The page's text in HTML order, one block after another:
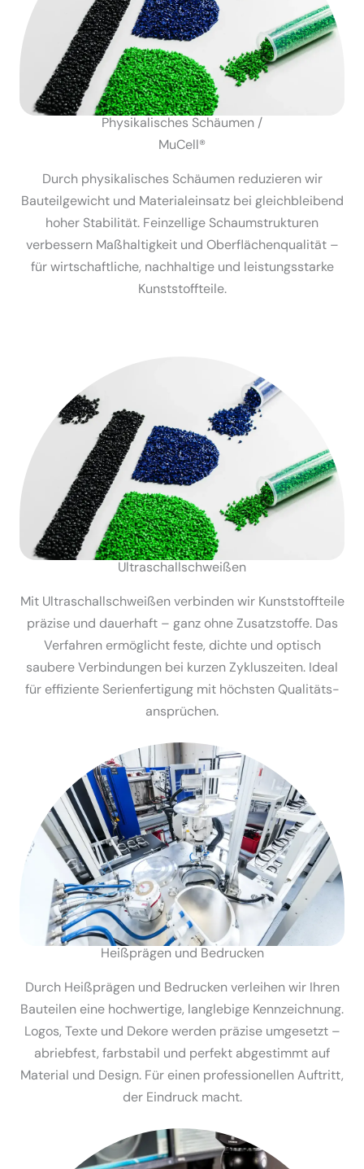
Physi­ka­li­sches Schäumen /
MuCell®
Durch physi­ka­li­sches Schäumen reduzieren wir
Bauteil­ge­wicht und Materi­al­einsatz bei gleich­bleibend
hoher Stabi­lität. Feinzellige Schaum­struk­turen
verbessern Maßhal­tigkeit und Oberflä­chen­qua­lität –
für wirtschaft­liche, nachhaltige und leistungs­starke
Kunst­stoff­teile.
Ultra­schall­schweißen
Mit Ultra­schall­schweißen verbinden wir Kunst­stoff­teile
präzise und dauerhaft – ganz ohne Zusatz­stoffe. Das
Verfahren ermög­licht feste, dichte und optisch
saubere Verbin­dungen bei kurzen Zyklus­zeiten. Ideal
für effiziente Serien­fer­tigung mit höchsten Quali­täts­
an­sprüchen.
Heißprägen und Bedrucken
Durch Heißprägen und Bedrucken verleihen wir Ihren
Bauteilen eine hochwertige, langlebige Kennzeichnung.
Logos, Texte und Dekore werden präzise umgesetzt –
abriebfest, farbstabil und perfekt abgestimmt auf
Material und Design. Für einen profes­sio­nellen Auftritt,
der Eindruck macht.